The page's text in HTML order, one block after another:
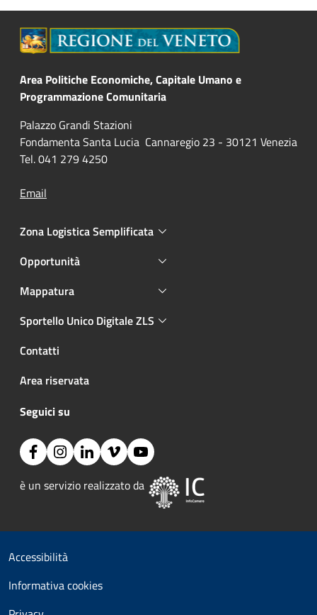
Area Politiche Economiche, Capitale Umano e
Programmazione Comunitaria
Palazzo Grandi Stazioni
Fondamenta Santa Lucia Cannaregio 23 - 30121 Venezia
Tel. 041 279 4250
Email
Zona Logistica Semplificata
Opportunità
Mappatura
Sportello Unico Digitale ZLS
Contatti
Area riservata
Seguici su
FacebookInstagramLinkedinVimeoYouTube
è un servizio realizzato da Immagine:
Small prints
Useful links section
Accessibilità
Informativa cookies